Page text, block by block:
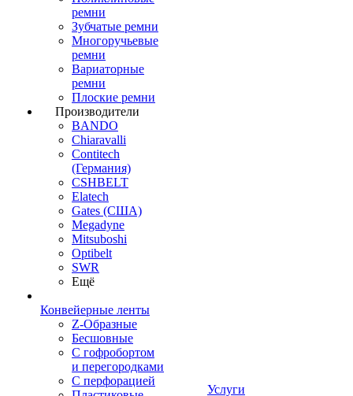
ремни
Зубчатые ремни
Многоручьевые
ремни
Вариаторные
ремни
Плоские ремни
Производители
BANDO
Chiaravalli
Contitech
(Германия)
CSHBELT
Elatech
Gates (США)
Megadyne
Mitsuboshi
Optibelt
SWR
Ещё
Конвейерные ленты
Z-Образные
Бесшовные
С гофробортом
и перегородками
С перфорацией
Услуги